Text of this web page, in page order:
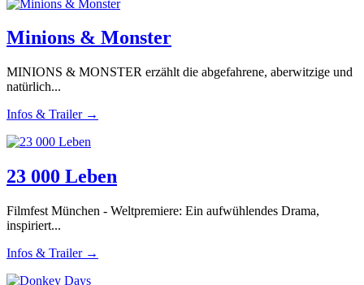
Minions & Monster
MINIONS & MONSTER erzählt die abgefahrene, aberwitzige und
natürlich...
Infos & Trailer →
23 000 Leben
Filmfest München - Weltpremiere: Ein aufwühlendes Drama,
inspiriert...
Infos & Trailer →